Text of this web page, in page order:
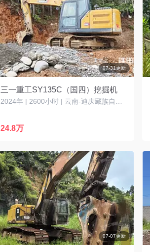
07-31更新
三一重工SY135C（国四）挖掘机
24.8万
07-07更新